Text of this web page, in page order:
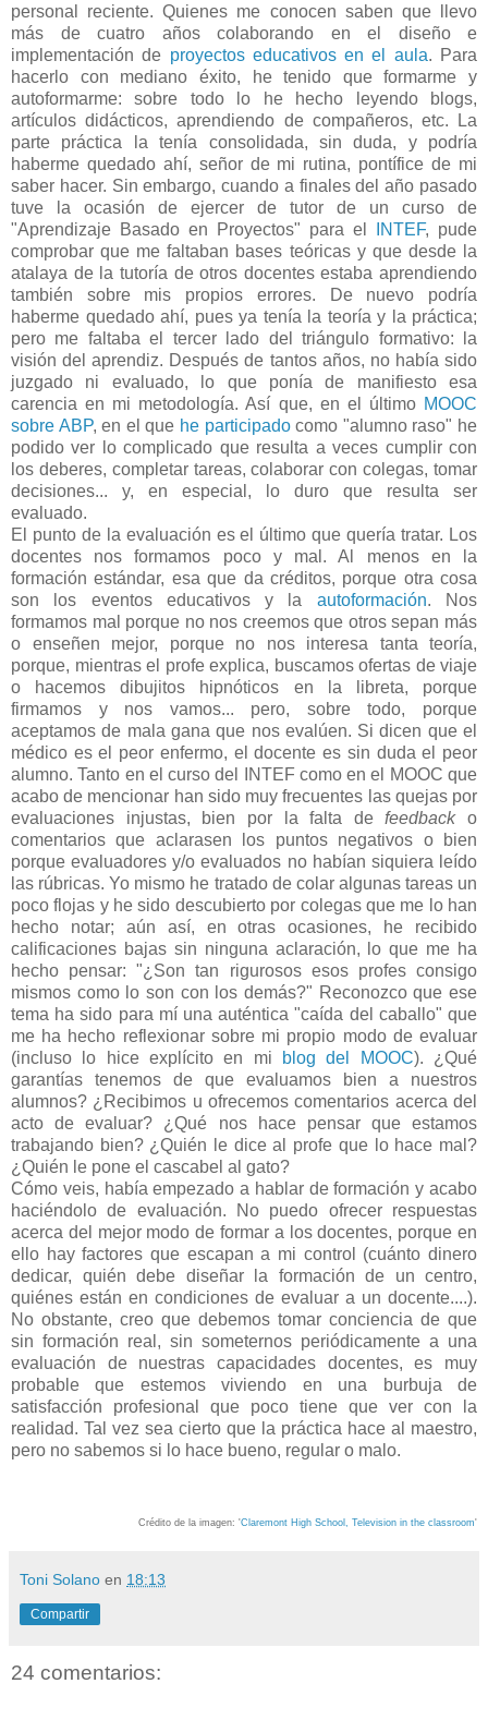
personal reciente. Quienes me conocen saben que llevo
más de cuatro años colaborando en el diseño e
implementación de proyectos educativos en el aula. Para
hacerlo con mediano éxito, he tenido que formarme y
autoformarme: sobre todo lo he hecho leyendo blogs,
artículos didácticos, aprendiendo de compañeros, etc. La
parte práctica la tenía consolidada, sin duda, y podría
haberme quedado ahí, señor de mi rutina, pontífice de mi
saber hacer. Sin embargo, cuando a finales del año pasado
tuve la ocasión de ejercer de tutor de un curso de
"Aprendizaje Basado en Proyectos" para el
INTEF, pude
comprobar que me faltaban bases teóricas y que desde la
atalaya de la tutoría de otros docentes estaba aprendiendo
también sobre mis propios errores. De nuevo podría
haberme quedado ahí, pues ya tenía la teoría y la práctica;
pero me faltaba el tercer lado del triángulo formativo: la
visión del aprendiz. Después de tantos años, no había sido
juzgado ni evaluado, lo que ponía de manifiesto esa
carencia en mi metodología. Así que, en el último MOOC
sobre ABP, en el que he participadocomo "alumno raso" he
podido ver lo complicado que resulta a veces cumplir con
los deberes, completar tareas, colaborar con colegas, tomar
decisiones... y, en especial, lo duro que resulta ser
evaluado.
El punto de la evaluación es el último que quería tratar. Los
docentes nos formamos poco y mal. Al menos en la
formación estándar, esa que da créditos, porque otra cosa
son los eventos educativos y la autoformación. Nos
formamos mal porque no nos creemos que otros sepan más
o enseñen mejor, porque no nos interesa tanta teoría,
porque, mientras el profe explica, buscamos ofertas de viaje
o hacemos dibujitos hipnóticos en la libreta, porque
firmamos y nos vamos... pero, sobre todo, porque
aceptamos de mala gana que nos evalúen. Si dicen que el
médico es el peor enfermo, el docente es sin duda el peor
alumno. Tanto en el curso del INTEF como en el MOOC que
acabo de mencionar han sido muy frecuentes las quejas por
evaluaciones injustas, bien por la falta defeedbacko
comentarios que aclarasen los puntos negativos o bien
porque evaluadores y/o evaluados no habían siquiera leído
las rúbricas. Yo mismo he tratado de colar algunas tareas un
poco flojas y he sido descubierto por colegas que me lo han
hecho notar; aún así, en otras ocasiones, he recibido
calificaciones bajas sin ninguna aclaración, lo que me ha
hecho pensar: "¿Son tan rigurosos esos profes consigo
mismos como lo son con los demás?" Reconozco que ese
tema ha sido para mí una auténtica "caída del caballo" que
me ha hecho reflexionar sobre mi propio modo de evaluar
(incluso lo hice explícito en mi
blog del MOOC). ¿Qué
garantías tenemos de que evaluamos bien a nuestros
alumnos? ¿Recibimos u ofrecemos comentarios acerca del
acto de evaluar? ¿Qué nos hace pensar que estamos
trabajando bien? ¿Quién le dice al profe que lo hace mal?
¿Quién le pone el cascabel al gato?
Cómo veis, había empezado a hablar de formación y acabo
haciéndolo de evaluación. No puedo ofrecer respuestas
acerca del mejor modo de formar a los docentes, porque en
ello hay factores que escapan a mi control (cuánto dinero
dedicar, quién debe diseñar la formación de un centro,
quiénes están en condiciones de evaluar a un docente....).
No obstante, creo que debemos tomar conciencia de que
sin formación real, sin someternos periódicamente a una
evaluación de nuestras capacidades docentes, es muy
probable que estemos viviendo en una burbuja de
satisfacción profesional que poco tiene que ver con la
realidad. Tal vez sea cierto que la práctica hace al maestro,
pero no sabemos si lo hace bueno, regular o malo.
Crédito de la imagen: 'Claremont High School, Television in the classroom'
Toni Solano en 18:13
Compartir
24 comentarios: